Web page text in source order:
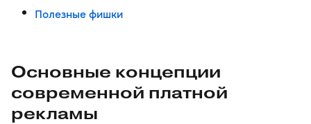
Полезные фишки
Основные концепции
современной платной
рекламы